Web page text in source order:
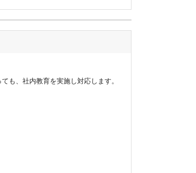
も、社内教育を実施し対応します。